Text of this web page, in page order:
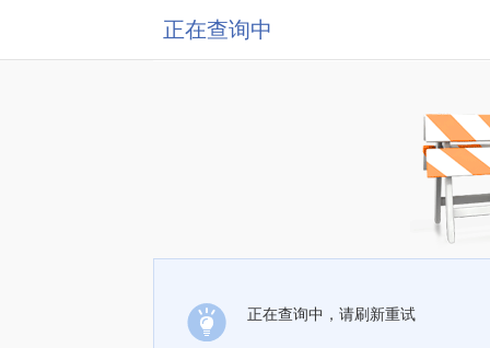
正在查询中
正在查询中，请刷新重试